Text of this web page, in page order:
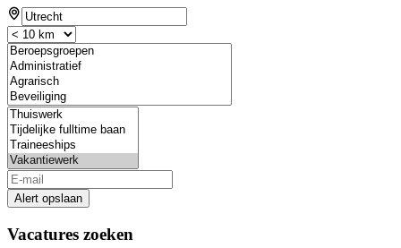
Alert opslaan
Vacatures zoeken